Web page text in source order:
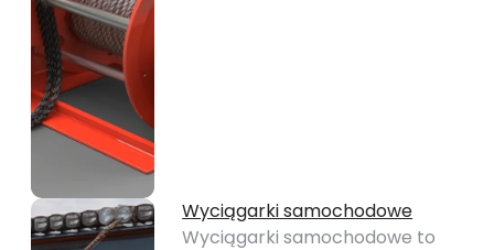
Wyciągarki samochodowe
Wyciągarki samochodowe to